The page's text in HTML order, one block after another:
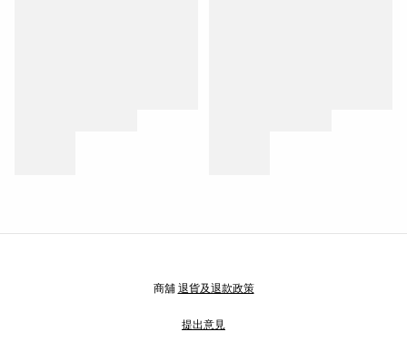
商舖 退貨及退款政策
提出意見